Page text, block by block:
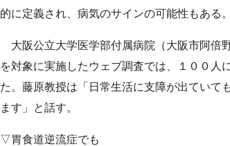
的に定義され、病気のサインの可能性もある。
大阪公立大学医学部付属病院（大阪市阿倍
を対象に実施したウェブ調査では、１００人
た。藤原教授は「日常生活に支障が出ていて
ます」と話す。
▽胃食道逆流症でも